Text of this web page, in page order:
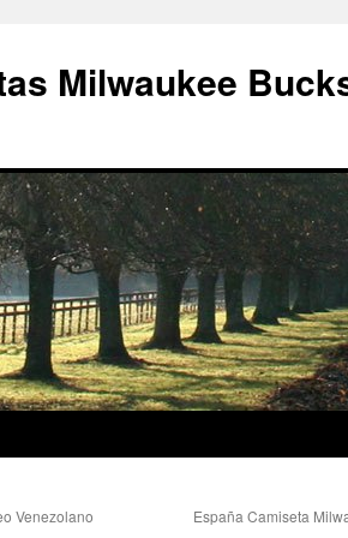
Milwaukee
Venezolano España Camiseta